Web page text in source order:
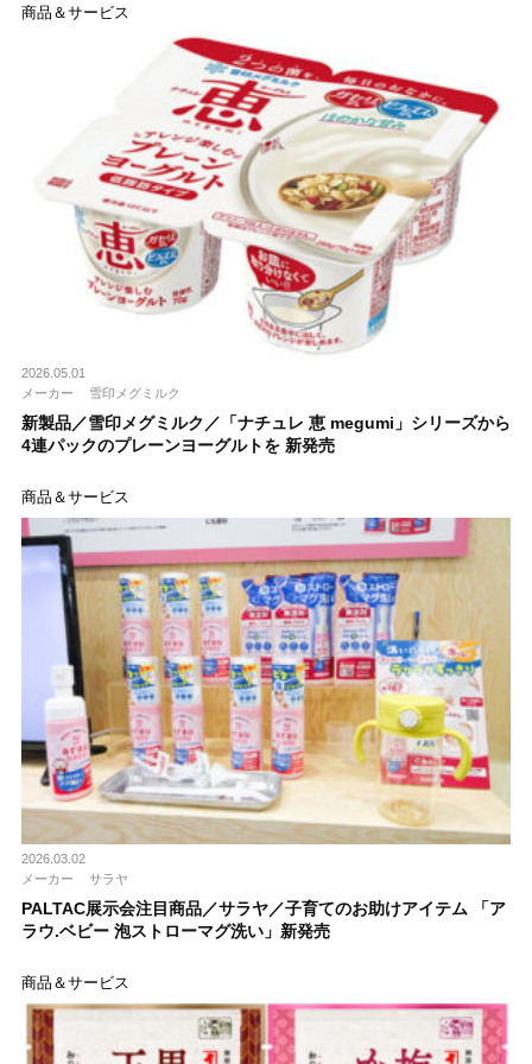
商品＆サービス
2026.05.01
メーカー
雪印メグミルク
新製品／雪印メグミルク／「ナチュレ 恵 megumi」シリーズから
4連パックのプレーンヨーグルトを 新発売
商品＆サービス
2026.03.02
メーカー
サラヤ
PALTAC展示会注目商品／サラヤ／子育てのお助けアイテム 「ア
ラウ.ベビー 泡ストローマグ洗い」新発売
商品＆サービス